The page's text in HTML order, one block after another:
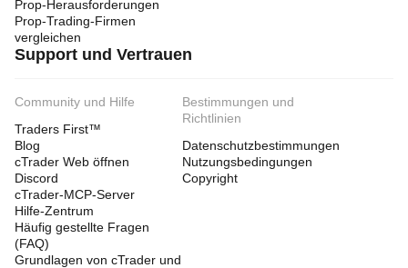
Prop-Herausforderungen
Prop-Trading-Firmen
vergleichen
Support und Vertrauen
Community und Hilfe
Traders First™
Blog
cTrader Web öffnen
Discord
cTrader-MCP-Server
Hilfe-Zentrum
Häufig gestellte Fragen
(FAQ)
Grundlagen von cTrader und
Bestimmungen und
Richtlinien
Datenschutzbestimmungen
Nutzungsbedingungen
Copyright